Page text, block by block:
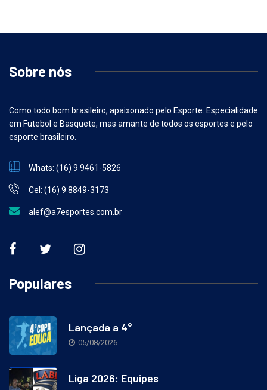
Sobre nós
Como todo bom brasileiro, apaixonado pelo Esporte. Especialidade
em Futebol e Basquete, mas amante de todos os esportes e pelo
esporte brasileiro.
Whats: (16) 9 9461-5826
Cel: (16) 9 8849-3173
alef@a7esportes.com.br
Populares
Lançada a 4°
05/08/2026
Liga 2026: Equipes